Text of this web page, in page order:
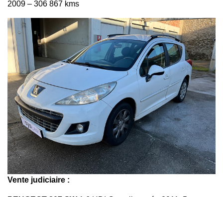
2009 – 306 867 kms
Vente judiciaire :